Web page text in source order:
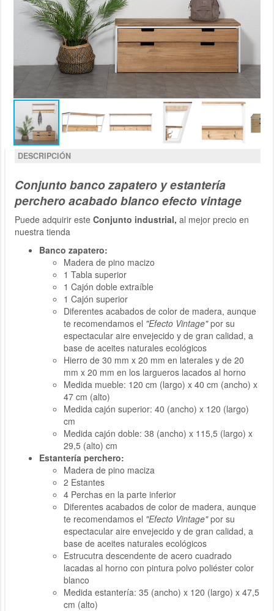
DESCRIPCIÓN
Conjunto banco zapatero y estantería
perchero acabado blanco efecto vintage
Puede adquirir este Conjunto industrial, al mejor precio en
nuestra tienda
Banco zapatero:
Madera de pino macizo
1 Tabla superior
1 Cajón doble extraíble
1 Cajón superior
Diferentes acabados de color de madera, aunque
te recomendamos el "Efecto Vintage"por su
espectacular aire envejecido y de gran calidad, a
base de aceites naturales ecológicos
Hierro de 30 mm x 20 mm en laterales y de 20
mm x 20 mm en los largueros lacados al horno
Medida mueble: 120 cm (largo) x 40 cm (ancho) x
47 cm (alto)
Medida cajón superior: 40 (ancho) x 120 (largo)
cm
Medida cajón doble: 38 (ancho) x 115,5 (largo) x
29,5 (alto) cm
Estantería perchero:
Madera de pino maciza
2 Estantes
4 Perchas en la parte inferior
Diferentes acabados de color de madera, aunque
te recomendamos el "Efecto Vintage"por su
espectacular aire envejecido y de gran calidad, a
base de aceites naturales ecológicos
Estrucutra descendente de acero cuadrado
lacadas al horno con pintura polvo poliéster color
blanco
Medida estantería: 35 (ancho) x 120 (largo) x 47,5
cm (alto)